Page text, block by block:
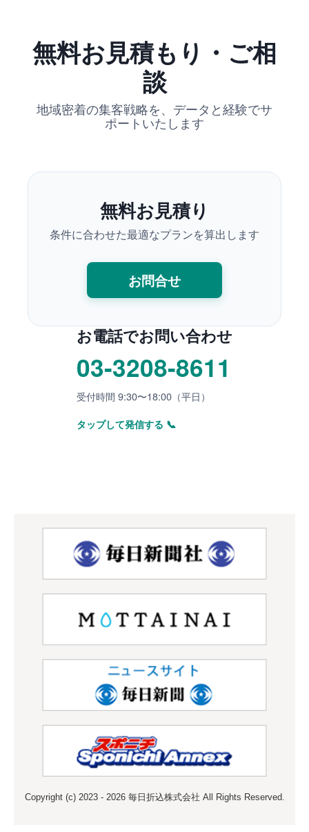
無料お見積もり・ご相
談
地域密着の集客戦略を、データと経験でサ
ポートいたします
無料お見積り
条件に合わせた最適なプランを算出します
お問合せ
お電話でお問い合わせ
03-3208-8611
受付時間 9:30〜18:00（平日）
タップして発信する 📞
Copyright (c) 2023 - 2026 毎日折込株式会社 All Rights Reserved.